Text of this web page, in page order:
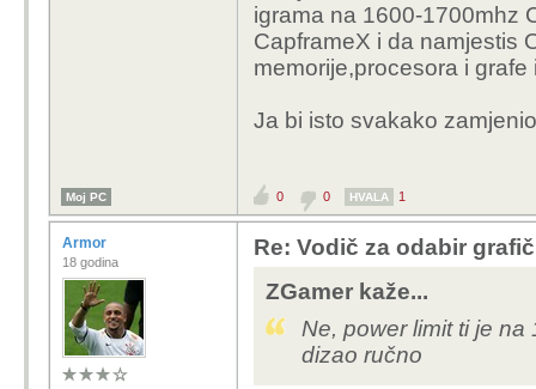
igrama na 1600-1700mhz
CapframeX i da namjestis
memorije,procesora i
Ja bi isto svakako
Moj PC 0 0 HVALA 1
Armor
18 godina
Re: Vodič za odabir
ZGamer kaže...
Ne, power limit ti je
dizao ručno